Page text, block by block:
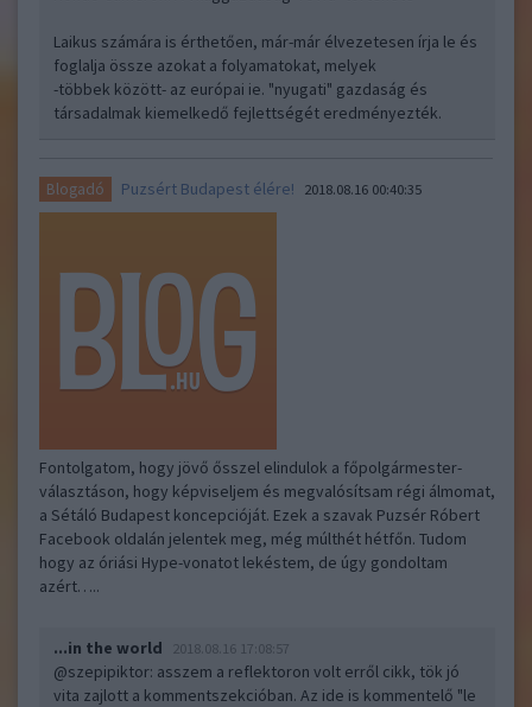
Laikus számára is érthetően, már-már élvezetesen írja le és
foglalja össze azokat a folyamatokat, melyek
-többek között- az európai ie. "nyugati" gazdaság és
társadalmak kiemelkedő fejlettségét eredményezték.
Blogadó Puzsért Budapest élére! 2018.08.16 00:40:35
Fontolgatom, hogy jövő ősszel elindulok a főpolgármester-
választáson, hogy képviseljem és megvalósítsam régi álmomat,
a Sétáló Budapest koncepcióját. Ezek a szavak Puzsér Róbert
Facebook oldalán jelentek meg, még múlthét hétfőn. Tudom
hogy az óriási Hype-vonatot lekéstem, de úgy gondoltam
azért…..
...in the world 2018.08.16 17:08:57
@szepipiktor: asszem a reflektoron volt erről cikk, tök jó
vita zajlott a kommentszekcióban. Az ide is kommentelő "le